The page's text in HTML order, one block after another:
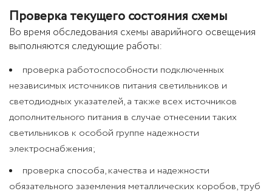
Проверка текущего состояния схемы
Во время обследования схемы аварийного освещения
выполняются следующие работы:
проверка работоспособности подключенных
независимых источников питания светильников и
светодиодных указателей, а также всех источников
дополнительного питания в случае отнесении таких
светильников к особой группе надежности
электроснабжения;
проверка способа, качества и надежности
обязательного заземления металлических коробов, труб